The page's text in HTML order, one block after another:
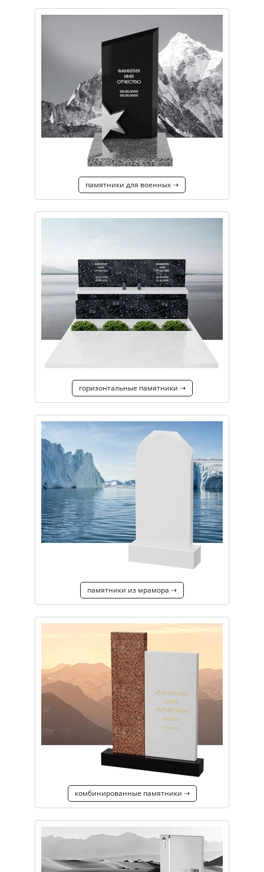
памятники для военных ⇢
горизонтальные памятники ⇢
памятники из мрамора ⇢
комбинированные памятники ⇢